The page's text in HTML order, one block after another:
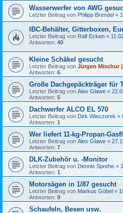
Wasserwerfer von AWG
Letzter Beitrag von Philipp Brendel «
IBC-Behälter, Gitterboxen,
Letzter Beitrag von Ralf Ecken «
Antworten: 40
Kleine Schäkel gesucht
Letzter Beitrag von Jürgen Mischur
Antworten: 6
Große Dachgepäckträger für
Letzter Beitrag von Alex Glawe «
Antworten: 5
Dachwerfer ALCO EL 570
Letzter Beitrag von Dirk Wieczorek «
Antworten: 1
Wer liefert 11-kg-Propan-
Letzter Beitrag von Alex Glawe «
Antworten: 7
DLK-Zubehör u. -Monitor
Letzter Beitrag von Dennis Sprehe «
Antworten: 1
Motorsägen in 1/87 gesucht
Letzter Beitrag von Markus Göbel «
Antworten: 9
Schaufeln, Besen usw.